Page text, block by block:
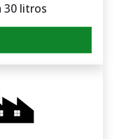
30 litros